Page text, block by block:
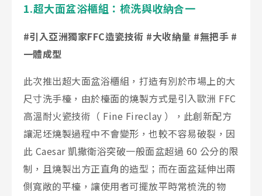
1.超大面盆浴櫃組：梳洗與收納合一
#引入亞洲獨家FFC造瓷技術 #大收納量 #無把手 #
一體成型
此次推出超大面盆浴櫃組，打造有別於市場上的大
尺寸洗手檯，由於檯面的燒製方式是引入歐洲 FFC
高溫耐火瓷技術（ Fine Fireclay ），此創新配方
讓泥坯燒製過程中不會變形，也較不容易破裂，因
此 Caesar 凱撒衛浴突破一般面盆超過 60 公分的限
制，且燒製出方正直角的造型；而在面盆延伸出兩
側寬敞的平檯，讓使用者可擺放平時常梳洗的物